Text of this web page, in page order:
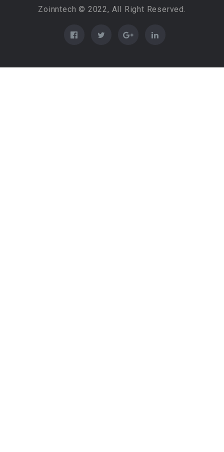
Zoinntech © 2022, All Right Reserved.